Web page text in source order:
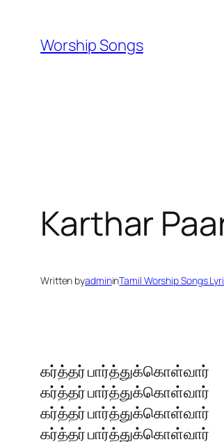
content
Worship Songs
Karthar
Written byadmininTamil Worship Songs
கர்த்தர் பார்த்துக்கொள்வார்
கர்த்தர் பார்த்துக்கொள்வார்
கர்த்தர் பார்த்துக்கொள்வார்
கர்த்தர் பார்த்துக்கொள்வார்